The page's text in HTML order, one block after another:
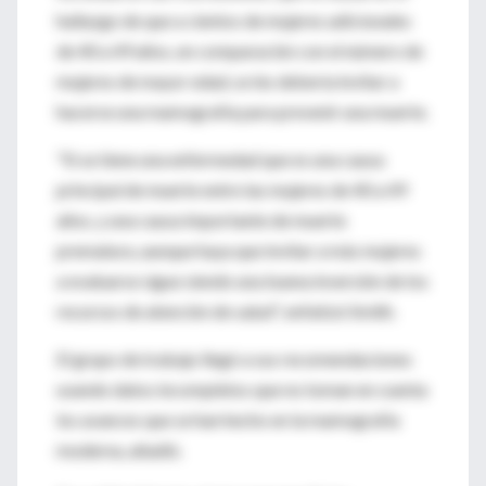
hallazgo de que a cientos de mujeres adicionales
de 40 a 49 años, en comparación con el número de
mujeres de mayor edad, se les debería invitar a
hacerse una mamografía para prevenir una muerte.
"Si se tiene una enfermedad que es una causa
principal de muerte entre las mujeres de 40 a 49
años, y una causa importante de muerte
prematura, aunque haya que invitar a más mujeres
a evaluarse sigue siendo una buena inversión de los
recursos de atención de salud", enfatizó Smith.
El grupo de trabajo llegó a sus recomendaciones
usando datos incompletos que no toman en cuenta
los avances que se han hecho en la mamografía
moderna, añadió.